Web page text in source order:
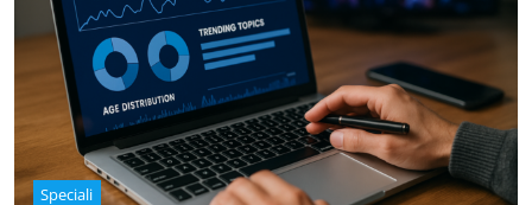
Speciali